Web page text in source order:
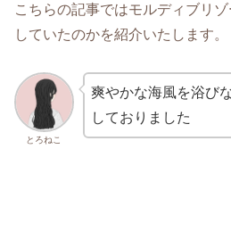
こちらの記事ではモルディブリ
していたのかを紹介いたします。
とろねこ
爽やかな海風を浴び
しておりました